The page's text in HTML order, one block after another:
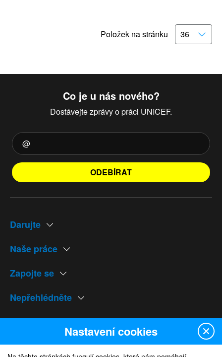
Položek na stránku
Co je u nás nového?
Dostávejte zprávy o práci UNICEF.
ODEBÍRAT
Darujte
Naše práce
Zapojte se
Nepřehlédněte
Naše weby
Nastavení cookies